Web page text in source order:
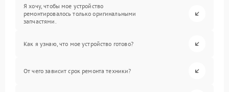
Я хочу, чтобы мое устройство
ремонтировалось только оригинальными
запчастями.
Как я узнаю, что мое устройство готово?
От чего зависит срок ремонта техники?